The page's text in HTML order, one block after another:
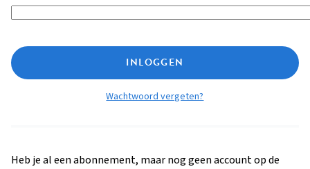
INLOGGEN
Wachtwoord vergeten?
Heb je al een abonnement, maar nog geen account op de